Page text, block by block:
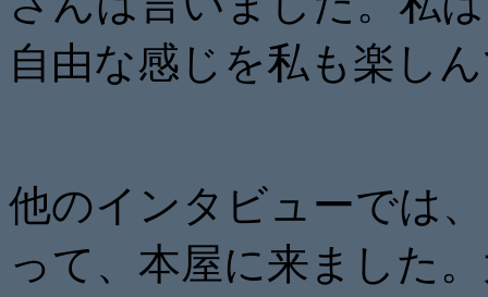
自由な感じを私も楽し
他のインタビューでは
って、本屋に来ました